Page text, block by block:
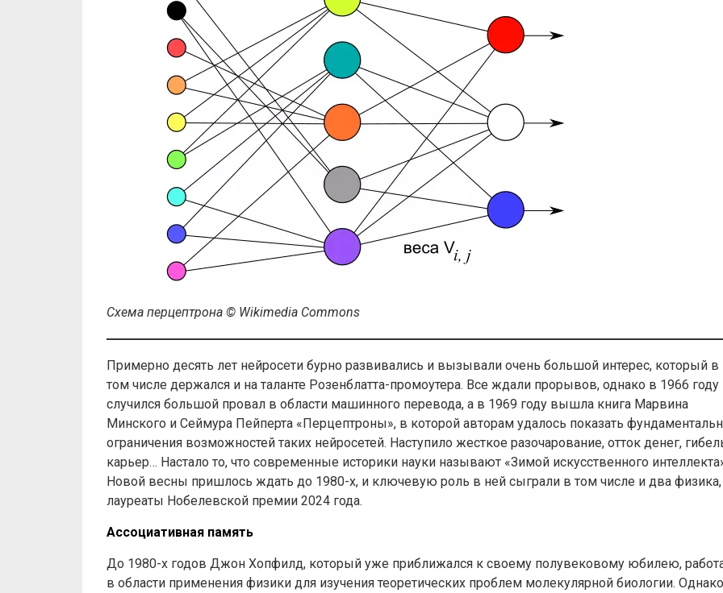
Схема перцептрона © Wikimedia Commons
Примерно десять лет нейросети бурно развивались и вызывали очень большой интерес, который в
том числе держался и на таланте Розенблатта-промоутера. Все ждали прорывов, однако в 1966 году
случился большой провал в области машинного перевода, а в 1969 году вышла книга Марвина
Минского и Сеймура Пейперта «Перцептроны», в которой авторам удалось показать
ограничения возможностей таких нейросетей. Наступило жесткое разочарование, отток денег,
карьер… Настало то, что современные историки науки называют «Зимой искусственного
Новой весны пришлось ждать до 1980-х, и ключевую роль в ней сыграли в том числе и два физика,
лауреаты Нобелевской премии 2024 года.
Ассоциативная память
До 1980-х годов Джон Хопфилд, который уже приближался к своему полувековому юбилею,
в области применения физики для изучения теоретических проблем молекулярной биологии. Однако